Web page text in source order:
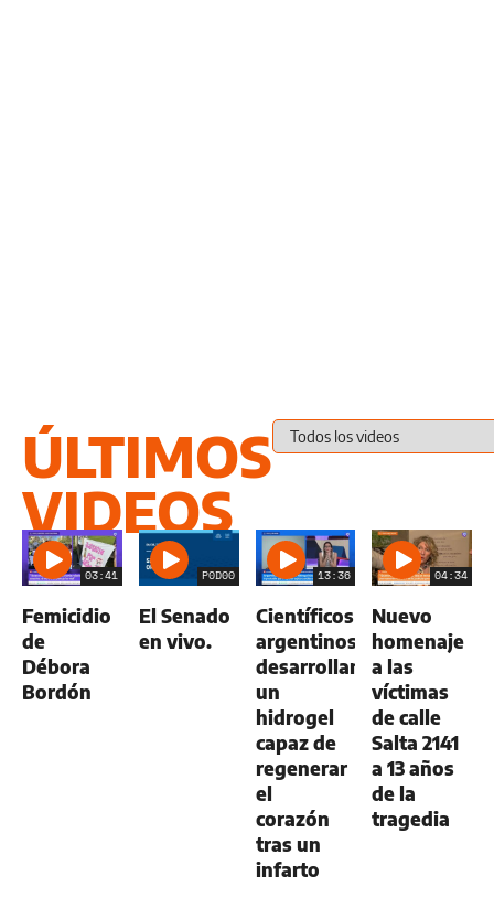
ÚLTIMOS
VIDEOS
03:41
Femicidio
de
Débora
Bordón
P0D00
El Senado
en vivo.
13:36
Científicos
argentinos
desarrollan
un
hidrogel
capaz de
regenerar
el
corazón
tras un
infarto
04:34
Nuevo
homenaje
a las
víctimas
de calle
Salta 2141
a 13 años
de la
tragedia